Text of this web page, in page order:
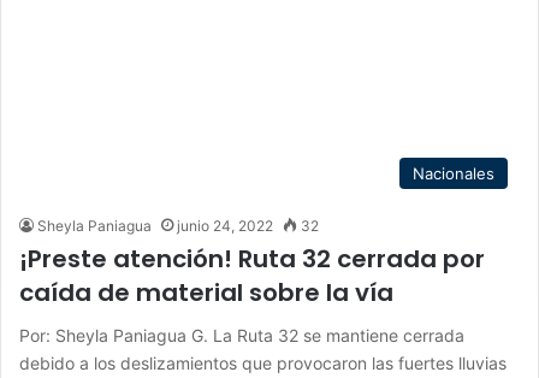
Nacionales
Sheyla Paniagua junio 24, 2022 32
¡Preste atención! Ruta 32 cerrada por
caída de material sobre la vía
Por: Sheyla Paniagua G. La Ruta 32 se mantiene cerrada
debido a los deslizamientos que provocaron las fuertes lluvias